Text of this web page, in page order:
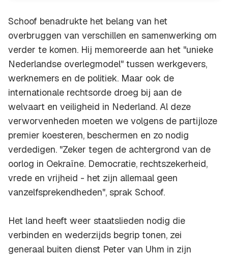
Schoof benadrukte het belang van het
overbruggen van verschillen en samenwerking om
verder te komen. Hij memoreerde aan het "unieke
Nederlandse overlegmodel" tussen werkgevers,
werknemers en de politiek. Maar ook de
internationale rechtsorde droeg bij aan de
welvaart en veiligheid in Nederland. Al deze
verworvenheden moeten we volgens de partijloze
premier koesteren, beschermen en zo nodig
verdedigen. "Zeker tegen de achtergrond van de
oorlog in Oekraïne. Democratie, rechtszekerheid,
vrede en vrijheid - het zijn allemaal geen
vanzelfsprekendheden", sprak Schoof.
Het land heeft weer staatslieden nodig die
verbinden en wederzijds begrip tonen, zei
generaal buiten dienst Peter van Uhm in zijn